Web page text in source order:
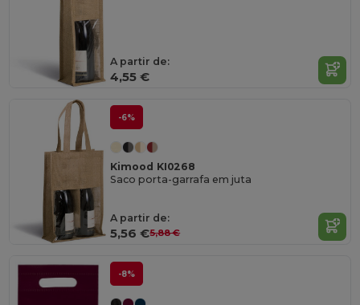
A partir de:
4,55 €
-6%
Kimood KI0268
Saco porta-garrafa em juta
A partir de:
5,56 €5,88 €
-8%